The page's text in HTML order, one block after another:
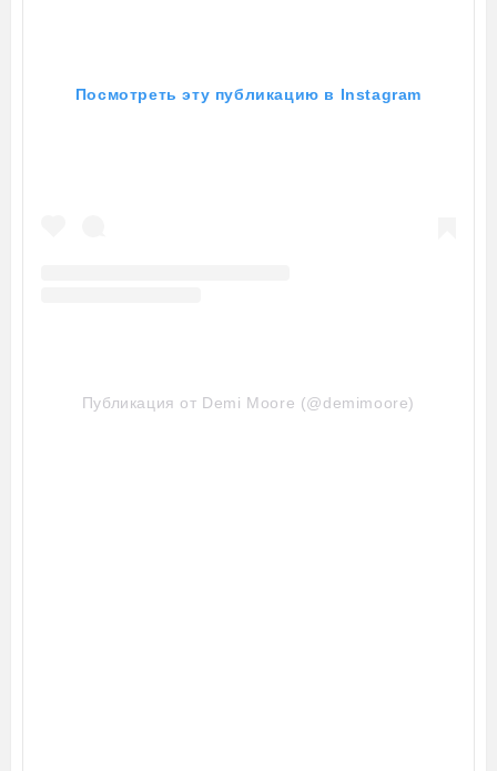
Посмотреть эту публикацию в Instagram
Публикация от Demi Moore (@demimoore)